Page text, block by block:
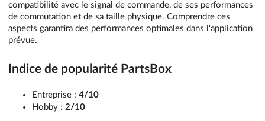
compatibilité avec le signal de commande, de ses performances
de commutation et de sa taille physique. Comprendre ces
aspects garantira des performances optimales dans l'application
prévue.
Indice de popularité PartsBox
Entreprise : 4/10
Hobby : 2/10